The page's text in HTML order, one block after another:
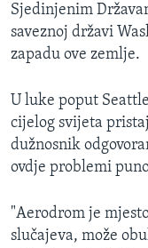
ŽENSKA STRANA
IZBJEGLIČKA STRANA
O GLASU AMERIKE
Learning English
PRATITE NAS
Sjedinjenim
saveznoj državi
zapadu ove zemlje.
U luke poput
cijelog svijeta
dužnosnik
ovdje problemi
"Aerodrom je
slučajeva, može